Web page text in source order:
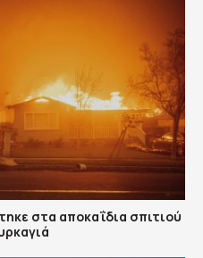
στα αποκαΐδια σπιτιού